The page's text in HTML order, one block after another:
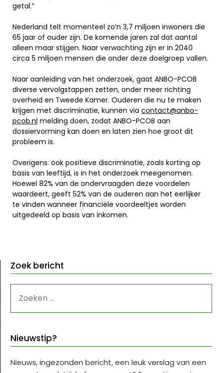
getal.”
Nederland telt momenteel zo’n 3,7 miljoen inwoners die
65 jaar of ouder zijn. De komende jaren zal dat aantal
alleen maar stijgen. Naar verwachting zijn er in 2040
circa 5 miljoen mensen die onder deze doelgroep vallen.
Naar aanleiding van het onderzoek, gaat ANBO-PCOB
diverse vervolgstappen zetten, onder meer richting
overheid en Tweede Kamer. Ouderen die nu te maken
krijgen met discriminatie, kunnen via contact@anbo-
pcob.nl melding doen, zodat ANBO-PCOB aan
dossiervorming kan doen en laten zien hoe groot dit
probleem is.
Overigens: ook positieve discriminatie, zoals korting op
basis van leeftijd, is in het onderzoek meegenomen.
Hoewel 82% van de ondervraagden deze voordelen
waardeert, geeft 52% van de ouderen aan het eerlijker
te vinden wanneer financiële voordeeltjes worden
uitgedeeld op basis van inkomen.
Zoek bericht
NAAR:
Nieuwstip?
Nieuws, ingezonden bericht, een leuk verslag van een